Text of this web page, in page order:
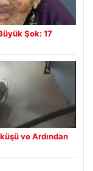
Şok: 17
ve Ardından